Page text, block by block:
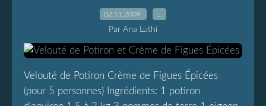
02.11.2009
Par Ana Luthi
Velouté de Potiron Crème de Figues Épicées
(pour 5 personnes) Ingrédients: 1 potiron